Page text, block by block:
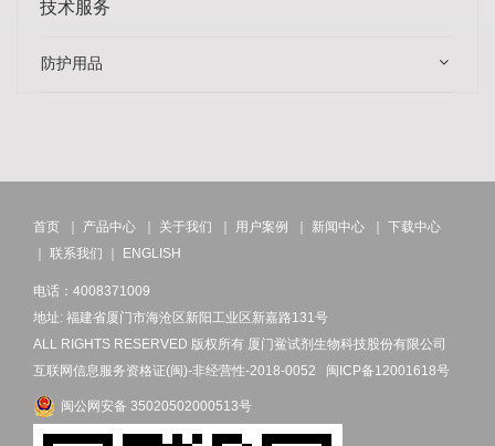
技术服务
防护用品
首页 ｜ 产品中心 ｜ 关于我们 ｜ 用户案例 ｜ 新闻中心 ｜ 下载中心
｜ 联系我们 ｜ ENGLISH
电话：4008371009
地址: 福建省厦门市海沧区新阳工业区新嘉路131号
ALL RIGHTS RESERVED 版权所有 厦门鲎试剂生物科技股份有限公司
互联网信息服务资格证(闽)-非经营性-2018-0052 闽ICP备12001618号
闽公网安备 35020502000513号